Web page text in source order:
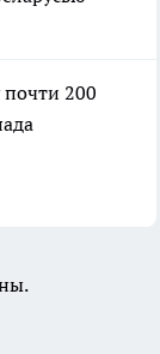
почти 200